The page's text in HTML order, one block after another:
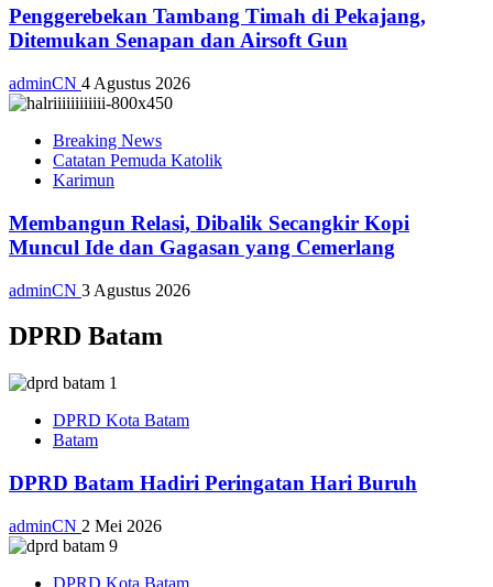
Penggerebekan Tambang Timah di Pekajang,
Ditemukan Senapan dan Airsoft Gun
adminCN 4 Agustus 2026
Breaking News
Catatan Pemuda Katolik
Karimun
Membangun Relasi, Dibalik Secangkir Kopi
Muncul Ide dan Gagasan yang Cemerlang
adminCN 3 Agustus 2026
DPRD Batam
DPRD Kota Batam
Batam
DPRD Batam Hadiri Peringatan Hari Buruh
adminCN 2 Mei 2026
DPRD Kota Batam